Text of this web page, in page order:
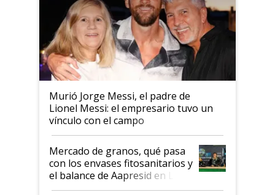
Murió Jorge Messi, el padre de
Lionel Messi: el empresario tuvo un
vínculo con el campo
Mercado de granos, qué pasa
con los envases fitosanitarios y
el balance de Aapresid en La
Posta